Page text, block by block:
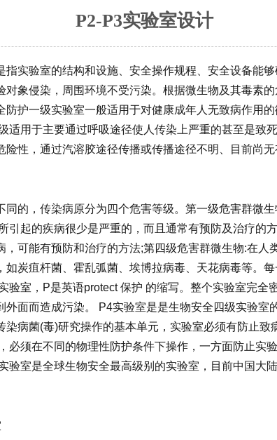
P2-P3实验室设计
指实验室的结构和设施、安全操作规程、安全设备能
对象侵染，周围环境不受污染。根据微生物及其毒素
防护一级实验室一般适用于对健康成年人无致病作用
适用于主要通过呼吸途径使人传染上严重的甚至是致
险性，通过汽溶胶途径传播或传播途径不明、目前尚
同的，传染病原分为四个危害等级。第一级危害群微
引起的疾病很少是严重的，而且通常有预防及治疗的
可能有预防和治疗的方法;第四级危害群微生物:在人
如炭疽杆菌、霍乱弧菌、埃博拉病毒、天花病毒等。
验室，P是英语protect 保护 的缩写。整个实验室完全
外面而造成污染。 P4实验室是是生物安全四级实验室
染病菌(毒)研究操作的基本单元，实验室必须有防止致
必须在不同的物理性防护条件下操作，一方面防止实
验室是全球生物安全最高级别的实验室，目前中国大